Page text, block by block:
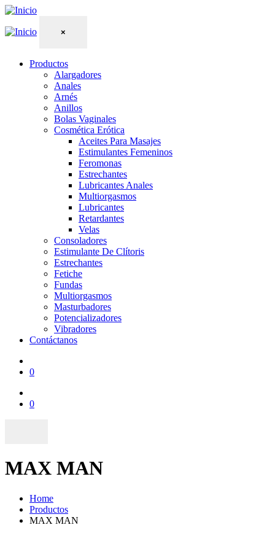
×
Productos
Alargadores
Anales
Arnés
Anillos
Bolas Vaginales
Cosmética Erótica
Aceites Para Masajes
Estimulantes Femeninos
Feromonas
Estrechantes
Lubricantes Anales
Multiorgasmos
Lubricantes
Retardantes
Velas
Consoladores
Estimulante De Clítoris
Estrechantes
Fetiche
Fundas
Multiorgasmos
Masturbadores
Potencializadores
Vibradores
Contáctanos
0
0
MAX MAN
Home
Productos
MAX MAN